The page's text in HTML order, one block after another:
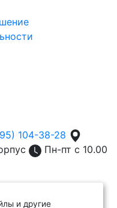
104-38-28
Пн-пт с 10.00
и другие